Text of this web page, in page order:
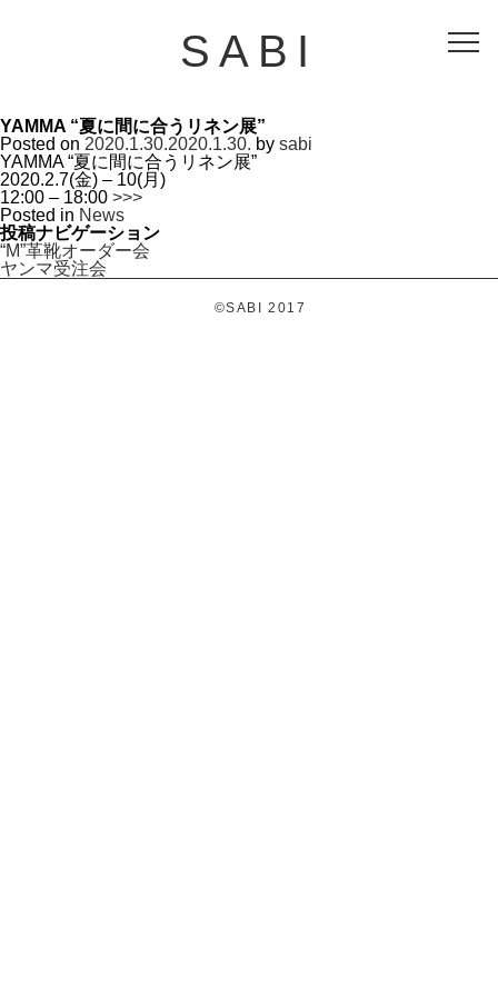
SABI
YAMMA “夏に間に合うリネン展”
Posted on 2020.1.30.2020.1.30. by sabi
YAMMA “夏に間に合うリネン展”
2020.2.7(金) – 10(月)
12:00 – 18:00 >>>
Posted in News
投稿ナビゲーション
“M”革靴オーダー会
ヤンマ受注会
©SABI 2017